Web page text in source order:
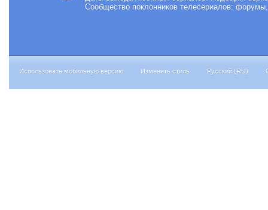
Сообщество поклонников телесериалов:
Использовать мобильную версию Изменить стиль Русский (RU)